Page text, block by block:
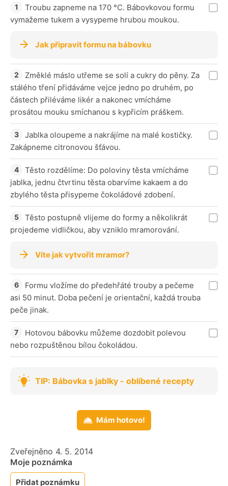
Troubu zapneme na 170 °C. Bábovkovou formu
vymažeme tukem a vysypeme hrubou moukou.
Jak připravit formu na bábovku
Změklé máslo utřeme se solí a cukry do pěny. Za
stálého tření přidáváme vejce jedno po druhém, po
částech přiléváme likér a nakonec vmícháme
prosátou mouku smíchanou s kypřicím práškem.
Jablka oloupeme a nakrájíme na malé kostičky.
Zakápneme citronovou šťávou.
Těsto rozdělíme: Do poloviny těsta vmícháme
jablka, jednu čtvrtinu těsta obarvíme kakaem a do
zbylého těsta přisypeme čokoládové zdobení.
Těsto postupně vlijeme do formy a několikrát
projedeme vidličkou, aby vzniklo mramorování.
Víte jak vytvořit mramor?
Formu vložíme do předehřáté trouby a pečeme
asi 50 minut. Doba pečení je orientační, každá trouba
peče jinak.
Hotovou bábovku můžeme dozdobit polevou
nebo rozpuštěnou bílou čokoládou.
TIP: Bábovka s jablky - oblíbené recepty
Mám hotovo!
Zveřejněno 4. 5. 2014
Moje poznámka
Přidat poznámku